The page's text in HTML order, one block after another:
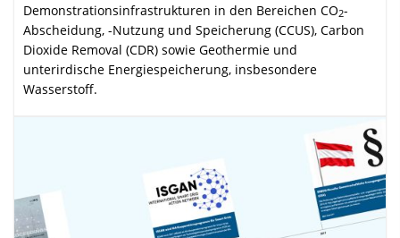
Demon­stra­tions­infrastrukturen in den Bereichen CO2-
Abscheidung, -Nutzung und Speicherung (CCUS), Carbon
Dioxide Removal (CDR) sowie Geothermie und
unterirdische Energie­speicherung, insbesondere
Wasserstoff.